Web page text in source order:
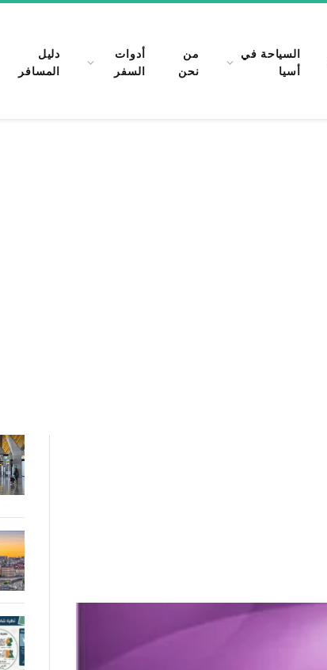
السياحة في
أسيا
من
نحن
أدوات
السفر
دليل
المسافر